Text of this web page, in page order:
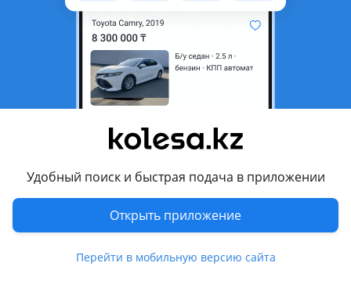
Удобный поиск и быстрая подача в приложении
Открыть приложение
Перейти в мобильную версию сайта
Оригинальность
Возможна рассрочка или
Подходит на авто
2005 - 2007 3 поколение рестайлинг (T24), 2002 - 2004 3
(T19/T21), 1997 - 1999 2 поколение (T19/T21), 1992 - 1996 1
поколение (T19/T21)
Toyota Camry
Показать больше